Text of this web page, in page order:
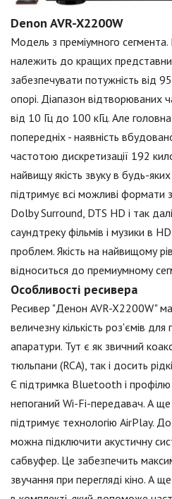
Denon AVR-X2200W
Модель з преміумного
належить до кращих
забезпечувати потужність від
опорі. Діапазон відтворюваних
від 10 Гц до 100 кГц. Але головна
попередніх - наявність
частотою дискретизації 192
найвищу якість звуку в будь-
підтримує всі можливі формати
Dolby Surround, DTS HD і так
саундтреку фільмів і музики в
проблем. Якість на найвищому
відноситься до премиумному
Особливості ресивера
Ресивер "Денон AVR-X2200W"
величезну кількість роз'ємів для
апаратури. Тут є як звичний
тюльпани (RCA), так і досить
Є підтримка Bluetooth і
непоганий Wi-Fi-передавач. А
підтримує технологію AirPlay.
можна підключити акустичну
сабвуфер. Це забезпечить
звучання при перегляді кіно. А